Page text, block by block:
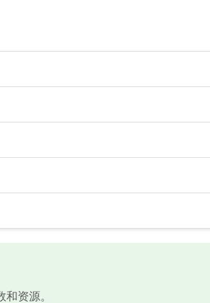
资源。